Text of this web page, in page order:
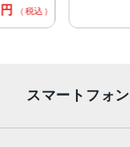
円 （税込）
スマートフォン